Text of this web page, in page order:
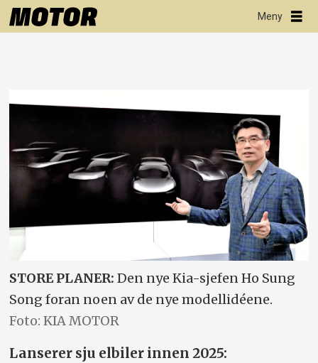
STORE PLANER: Den nye Kia-sjefen Ho Sung
Song foran noen av de nye modellidéene.
Foto: KIA MOTOR
Lanserer sju elbiler innen 2025: